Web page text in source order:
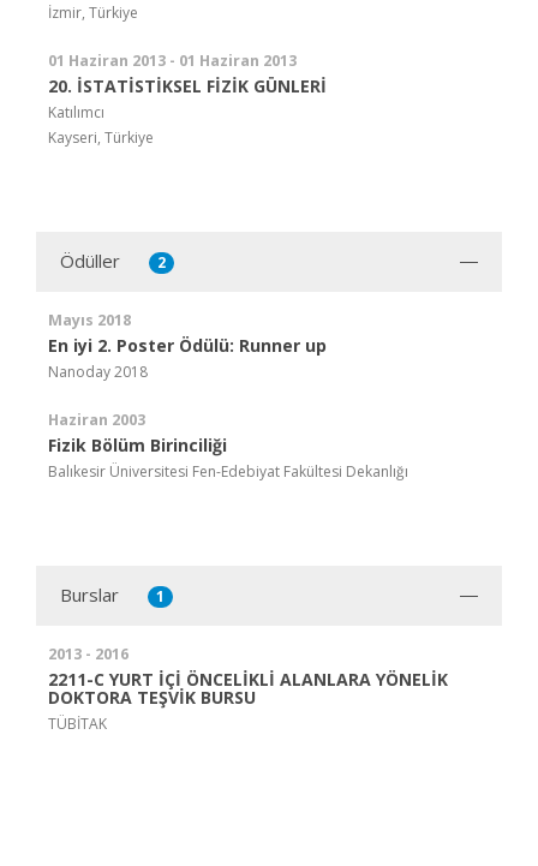
İzmir, Türkiye
01 Haziran 2013 - 01 Haziran 2013
20. İSTATİSTİKSEL FİZİK GÜNLERİ
Katılımcı
Kayseri, Türkiye
Ödüller 2
Mayıs 2018
En iyi 2. Poster Ödülü: Runner up
Nanoday 2018
Haziran 2003
Fizik Bölüm Birinciliği
Balıkesir Üniversitesi Fen-Edebiyat Fakültesi Dekanlığı
Burslar 1
2013 - 2016
2211-C YURT İÇİ ÖNCELİKLİ ALANLARA YÖNELİK
DOKTORA TEŞVİK BURSU
TÜBİTAK